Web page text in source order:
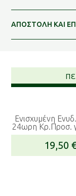
ΑΠΟΣΤΟΛΗ ΚΑΙ
Ενισχυμένη
24ωρη Κρ.Προσ. για ΞΗΡΟ
&
19,50